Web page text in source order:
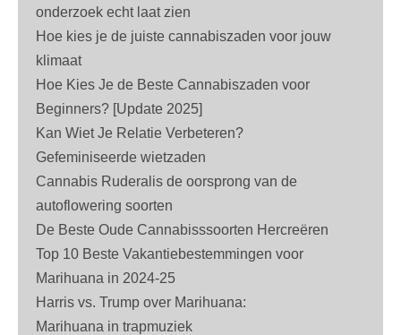
onderzoek echt laat zien
Hoe kies je de juiste cannabiszaden voor jouw
klimaat
Hoe Kies Je de Beste Cannabiszaden voor
Beginners? [Update 2025]
Kan Wiet Je Relatie Verbeteren?
Gefeminiseerde wietzaden
Cannabis Ruderalis de oorsprong van de
autoflowering soorten
De Beste Oude Cannabisssoorten Hercreëren
Top 10 Beste Vakantiebestemmingen voor
Marihuana in 2024-25
Harris vs. Trump over Marihuana:
Marihuana in trapmuziek